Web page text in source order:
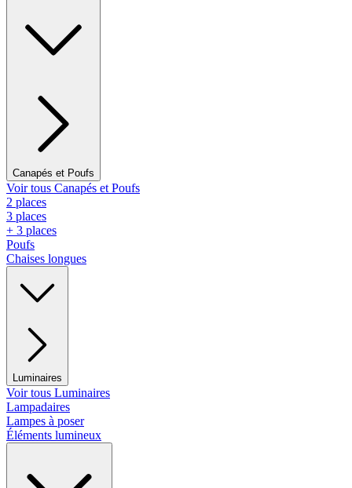
Canapés et Poufs
Voir tous Canapés et Poufs
2 places
3 places
+ 3 places
Poufs
Chaises longues
Luminaires
Voir tous Luminaires
Lampadaires
Lampes à poser
Éléments lumineux